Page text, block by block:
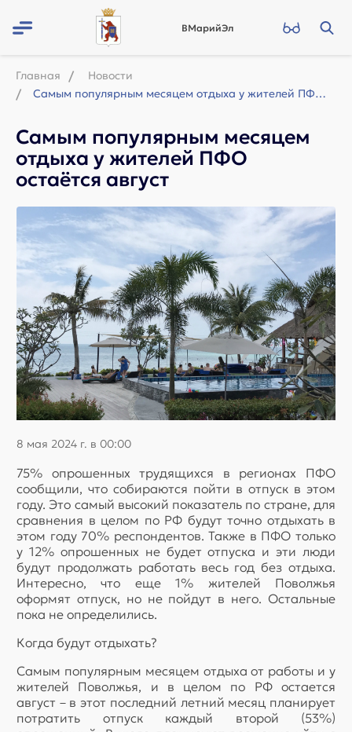
ВМарийЭл
Главная
Новости
Самым популярным месяцем отдыха у жителей ПФО остаётся август
Самым популярным месяцем
отдыха у жителей ПФО
остаётся август
8 мая 2024 г. в 00:00
75% опрошенных трудящихся в регионах ПФО
сообщили, что собираются пойти в отпуск в этом
году. Это самый высокий показатель по стране, для
сравнения в целом по РФ будут точно отдыхать в
этом году 70% респондентов. Также в ПФО только
у 12% опрошенных не будет отпуска и эти люди
будут продолжать работать весь год без отдыха.
Интересно, что еще 1% жителей Поволжья
оформят отпуск, но не пойдут в него. Остальные
пока не определились.
Когда будут отдыхать?
Самым популярным месяцем отдыха от работы и у
жителей Поволжья, и в целом по РФ остается
август – в этот последний летний месяц планирует
потратить отпуск каждый второй (53%)